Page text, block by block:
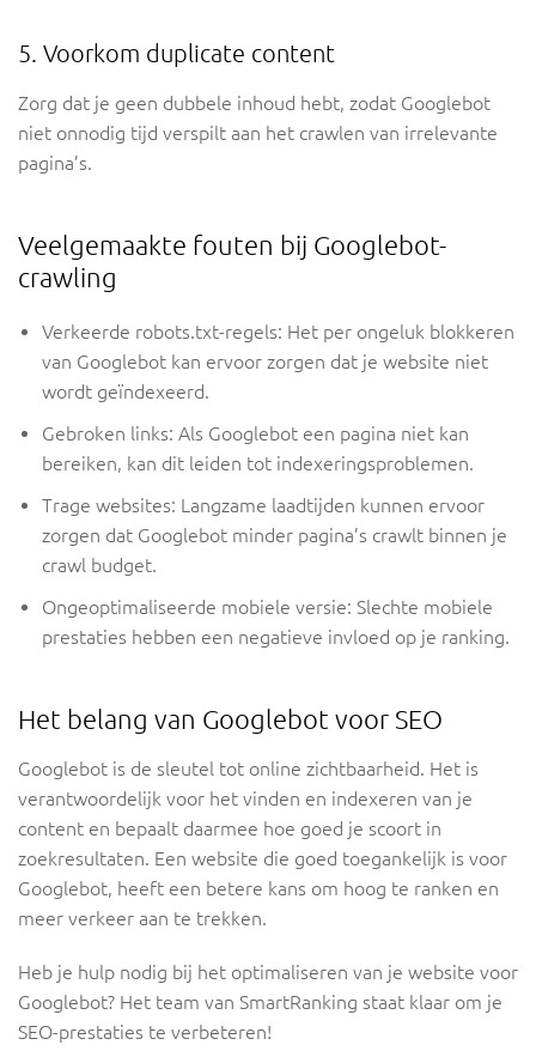
5. Voorkom duplicate content
Zorg dat je geen dubbele inhoud hebt, zodat Googlebot
niet onnodig tijd verspilt aan het crawlen van irrelevante
pagina’s.
Veelgemaakte fouten bij Googlebot-
crawling
Verkeerde robots.txt-regels: Het per ongeluk blokkeren
van Googlebot kan ervoor zorgen dat je website niet
wordt geïndexeerd.
Gebroken links: Als Googlebot een pagina niet kan
bereiken, kan dit leiden tot indexeringsproblemen.
Trage websites: Langzame laadtijden kunnen ervoor
zorgen dat Googlebot minder pagina’s crawlt binnen je
crawl budget.
Ongeoptimaliseerde mobiele versie: Slechte mobiele
prestaties hebben een negatieve invloed op je ranking.
Het belang van Googlebot voor SEO
Googlebot is de sleutel tot online zichtbaarheid. Het is
verantwoordelijk voor het vinden en indexeren van je
content en bepaalt daarmee hoe goed je scoort in
zoekresultaten. Een website die goed toegankelijk is voor
Googlebot, heeft een betere kans om hoog te ranken en
meer verkeer aan te trekken.
Heb je hulp nodig bij het optimaliseren van je website voor
Googlebot? Het team van SmartRanking staat klaar om je
SEO-prestaties te verbeteren!